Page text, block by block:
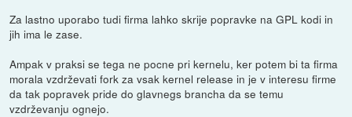
Za lastno uporabo tudi firma lahko skrije popravke na GPL kodi in
jih ima le zase.
Ampak v praksi se tega ne pocne pri kernelu, ker potem bi ta firma
morala vzdrževati fork za vsak kernel release in je v interesu firme
da tak popravek pride do glavnegs brancha da se temu
vzdrževanju ognejo.